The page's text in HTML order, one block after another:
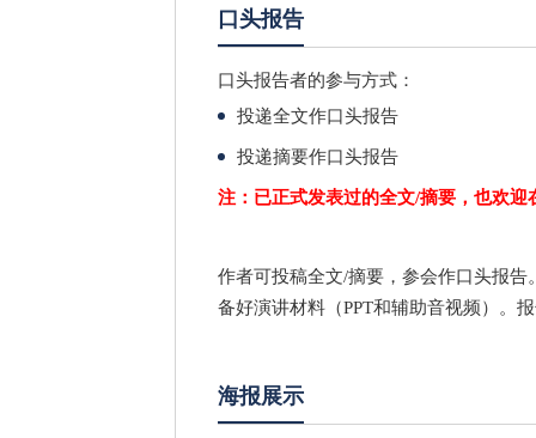
口头报告
口头报告者的参与方式：
投递全文作口头报告
投递摘要作口头报告
注：已正式发表过的全文/摘要，也欢迎
作者可投稿全文/摘要，参会作口头报
备好演讲材料（PPT和辅助音视频）。
海报展示